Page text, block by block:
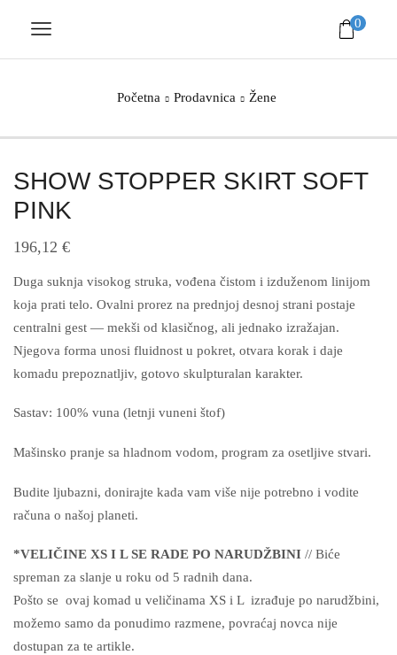
0
Početna Prodavnica Žene
SHOW STOPPER SKIRT SOFT
PINK
196,12 €
Duga suknja visokog struka, vođena čistom i izduženom linijom
koja prati telo. Ovalni prorez na prednjoj desnoj strani postaje
centralni gest — mekši od klasičnog, ali jednako izražajan.
Njegova forma unosi fluidnost u pokret, otvara korak i daje
komadu prepoznatljiv, gotovo skulpturalan karakter.
Sastav: 100% vuna (letnji vuneni štof)
Mašinsko pranje sa hladnom vodom, program za osetljive stvari.
Budite ljubazni, donirajte kada vam više nije potrebno i vodite
računa o našoj planeti.
*VELIČINE XS I L SE RADE PO NARUDŽBINI // Biće
spreman za slanje u roku od 5 radnih dana.
Pošto se ovaj komad u veličinama XS i L izrađuje po narudžbini,
možemo samo da ponudimo razmene, povraćaj novca nije
dostupan za te artikle.